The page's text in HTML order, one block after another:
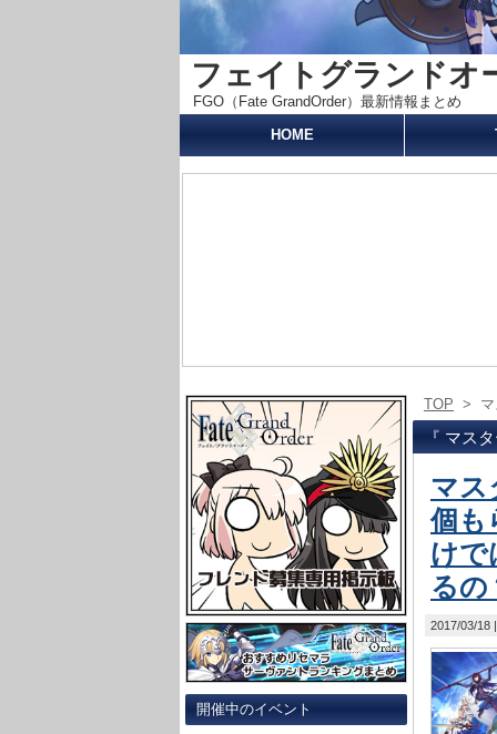
フェイトグランドオ
FGO（Fate GrandOrder）最新情報まとめ
HOME
開催中のイベント
TOP >
『 マス
マス
個も
けで
るの
2017/03/18